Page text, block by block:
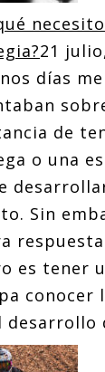
21
días me
de
o una
Sin
es tener
conocer
desarrollo